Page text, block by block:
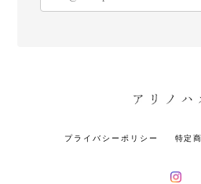
プライバシーポリシー 特定